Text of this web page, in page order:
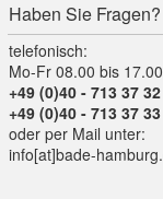
Haben Sie Fragen?
telefonisch:
Mo-Fr 08.00 bis
+49 (0)40 - 713 37 32
+49 (0)40 - 713 37 33
oder per Mail unter:
info[at]bade-